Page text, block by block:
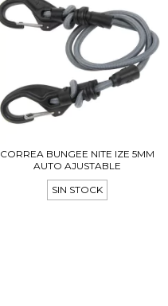
CORREA BUNGEE NITE IZE 5MM
AUTO AJUSTABLE
SIN STOCK